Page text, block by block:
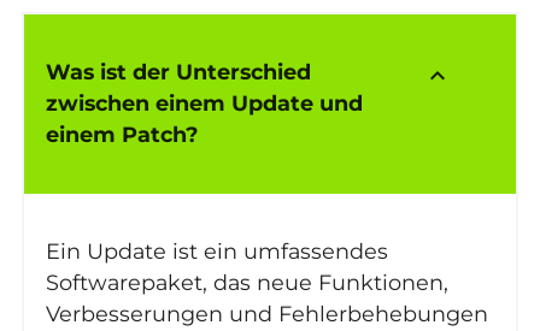
Was ist der Unterschied
zwischen einem Update und
einem Patch?
keyboard_arrow_up
Ein Update ist ein umfassendes
Softwarepaket, das neue Funktionen,
Verbesserungen und Fehlerbehebungen